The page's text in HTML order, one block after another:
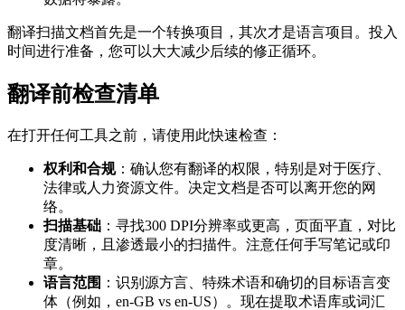
翻译扫描文档首先是一个转换项目，其次才是语言项目。投入
时间进行准备，您可以大大减少后续的修正循环。
翻译前检查清单
在打开任何工具之前，请使用此快速检查：
权利和合规：确认您有翻译的权限，特别是对于医疗、
法律或人力资源文件。决定文档是否可以离开您的网
络。
扫描基础 ：寻找300 DPI分辨率或更高，页面平直，对比
度清晰，且渗透最小的扫描件。注意任何手写笔记或印
章。
语言范围 ：识别源方言、特殊术语和确切的目标语言变
体（例如，en-GB vs en-US）。现在提取术语库或词汇